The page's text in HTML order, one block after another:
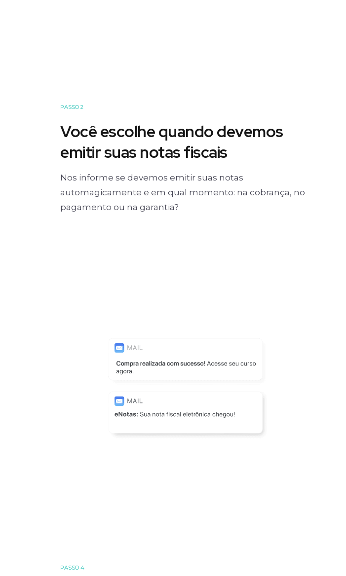
PASSO 2
Você escolhe quando devemos
emitir suas notas fiscais
Nos informe se devemos emitir suas notas
automagicamente e em qual momento: na cobrança, no
pagamento ou na garantia?
PASSO 4